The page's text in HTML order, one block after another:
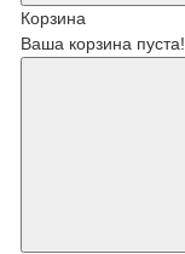
Корзина
Ваша корзина пуста!